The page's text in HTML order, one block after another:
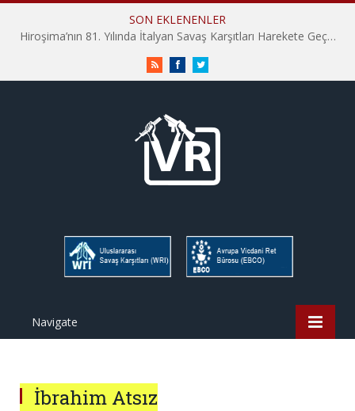
SON EKLENENLER
Hiroşima’nın 81. Yılında İtalyan Savaş Karşıtları Harekete Geçti: “Hatırlamak yeterli değil”
RSS FacebookTwitter
Navigate
İbrahim Atsız